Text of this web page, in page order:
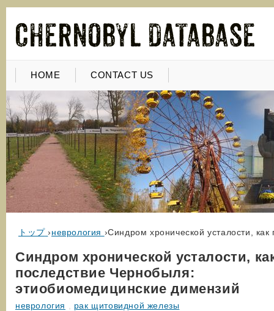
HOME CONTACT US
トップ ›неврология ›Синдром хронической усталости,
Синдром хронической усталости,
последствие Чернобыля:
этиобиомедицинские димензий
неврология , рак щитовидной железы